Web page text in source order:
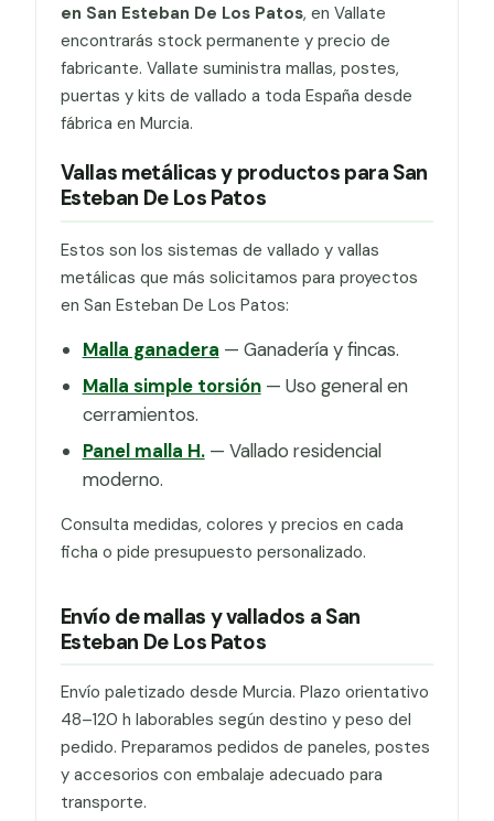
en San Esteban De Los Patos, en Vallate
encontrarás stock permanente y precio de
fabricante. Vallate suministra mallas, postes,
puertas y kits de vallado a toda España desde
fábrica en Murcia.
Vallas metálicas y productos para San
Esteban De Los Patos
Estos son los sistemas de vallado y vallas
metálicas que más solicitamos para proyectos
en San Esteban De Los Patos:
Malla ganadera — Ganadería y fincas.
Malla simple torsión— Uso general en
cerramientos.
Panel malla H.— Vallado residencial
moderno.
Consulta medidas, colores y precios en cada
ficha o pide presupuesto personalizado.
Envío de mallas y vallados a San
Esteban De Los Patos
Envío paletizado desde Murcia. Plazo orientativo
48–120 h laborables según destino y peso del
pedido. Preparamos pedidos de paneles, postes
y accesorios con embalaje adecuado para
transporte.